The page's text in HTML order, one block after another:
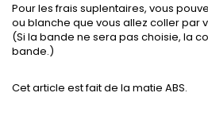
Pour les frais suplentaires, vous
ou blanche que vous allez coller par
(Si la bande ne sera pas choisie, la
bande.)
Cet article est fait de la matie ABS.